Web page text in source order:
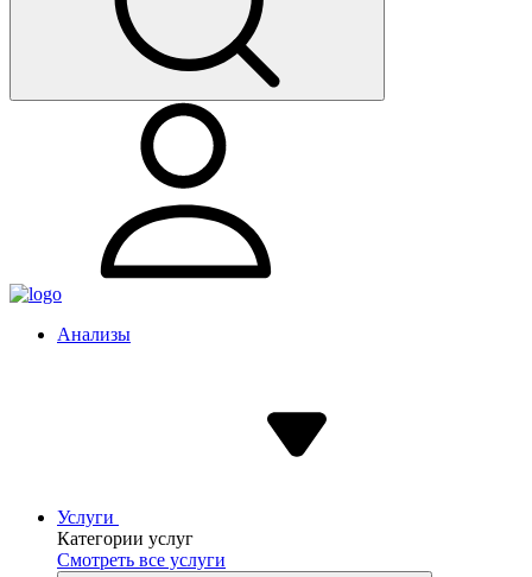
Анализы
Услуги
Категории услуг
Смотреть все услуги